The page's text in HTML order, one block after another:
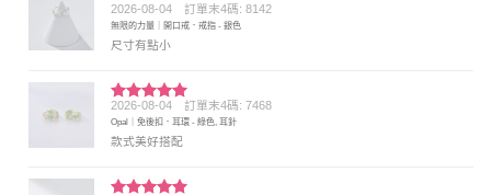
評分4
滿分 5
2026-08-04 訂單末4碼: 8142
無限的力量｜開口戒．戒指 - 銀色
尺寸有點小
評分5 滿
分 5
2026-08-04 訂單末4碼: 7468
Opal｜免後扣．耳環 - 綠色, 耳針
款式美好搭配